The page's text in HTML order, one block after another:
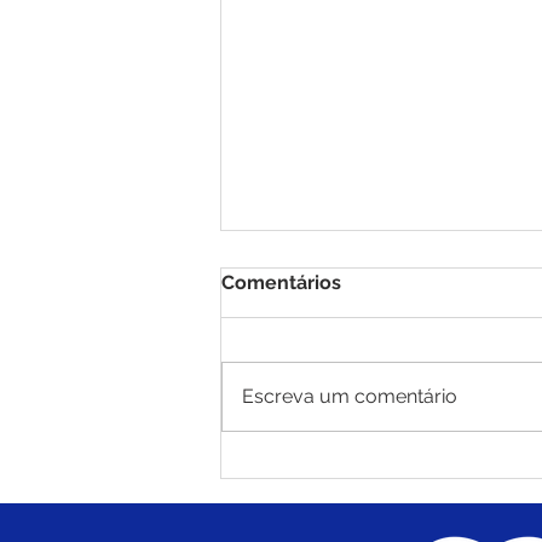
Comentários
Escreva um comentário